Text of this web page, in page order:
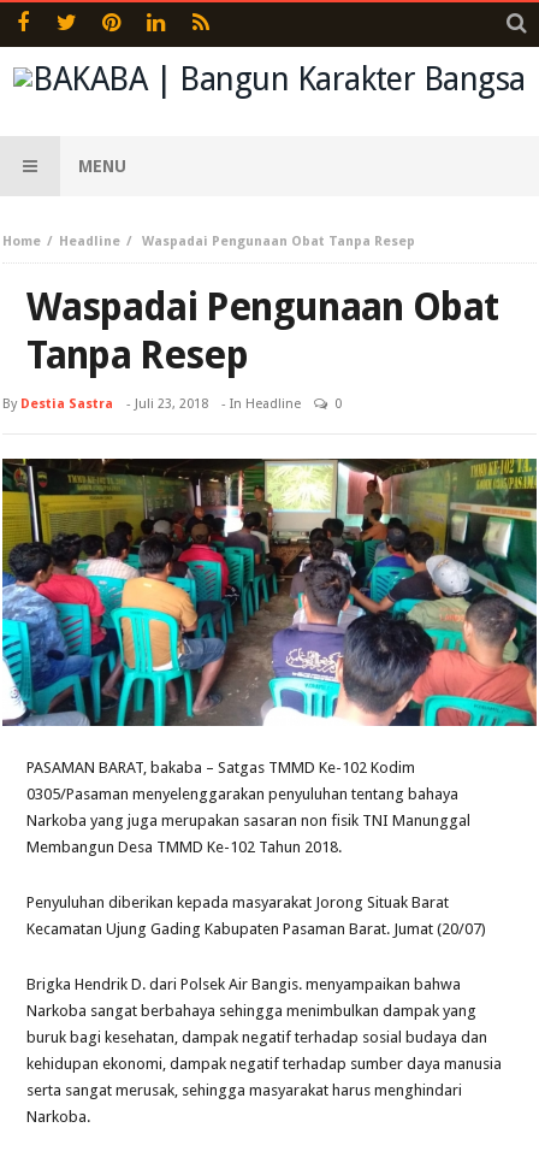
MENU
Home Headline Waspadai Pengunaan Obat Tanpa Resep
Waspadai Pengunaan Obat
Tanpa Resep
By Destia Sastra - Juli 23, 2018 - In Headline 0
PASAMAN BARAT, bakaba – Satgas TMMD Ke-102 Kodim
0305/Pasaman menyelenggarakan penyuluhan tentang bahaya
Narkoba yang juga merupakan sasaran non fisik TNI Manunggal
Membangun Desa TMMD Ke-102 Tahun 2018.
Penyuluhan diberikan kepada masyarakat Jorong Situak Barat
Kecamatan Ujung Gading Kabupaten Pasaman Barat. Jumat (20/07)
Brigka Hendrik D. dari Polsek Air Bangis. menyampaikan bahwa
Narkoba sangat berbahaya sehingga menimbulkan dampak yang
buruk bagi kesehatan, dampak negatif terhadap sosial budaya dan
kehidupan ekonomi, dampak negatif terhadap sumber daya manusia
serta sangat merusak, sehingga masyarakat harus menghindari
Narkoba.